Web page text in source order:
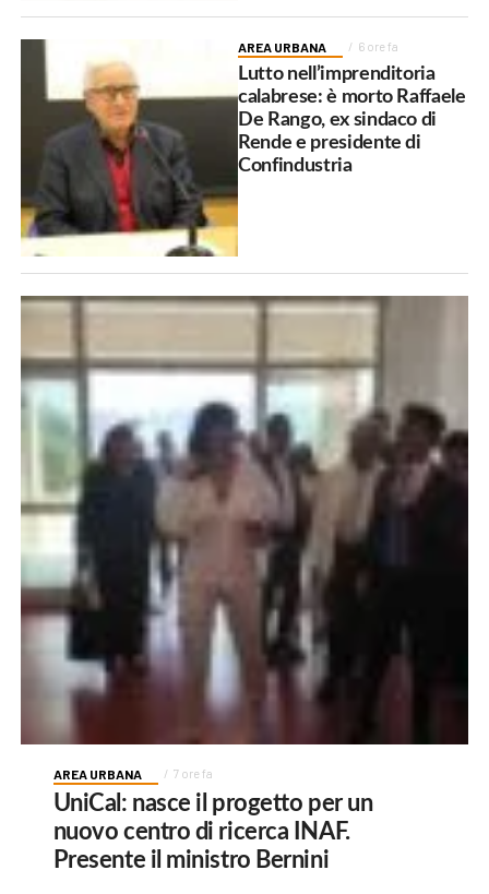
AREA URBANA 6 ore fa
Lutto nell’imprenditoria
calabrese: è morto Raffaele
De Rango, ex sindaco di
Rende e presidente di
Confindustria
AREA URBANA 7 ore fa
UniCal: nasce il progetto per un
nuovo centro di ricerca INAF.
Presente il ministro Bernini